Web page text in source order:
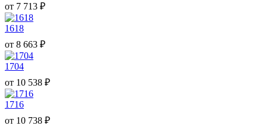
от 7 713 ₽
1618
от 8 663 ₽
1704
от 10 538 ₽
1716
от 10 738 ₽